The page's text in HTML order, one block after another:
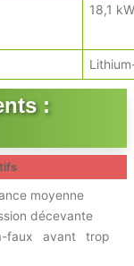
18,1
:
moyenne
décevante
faux avant trop